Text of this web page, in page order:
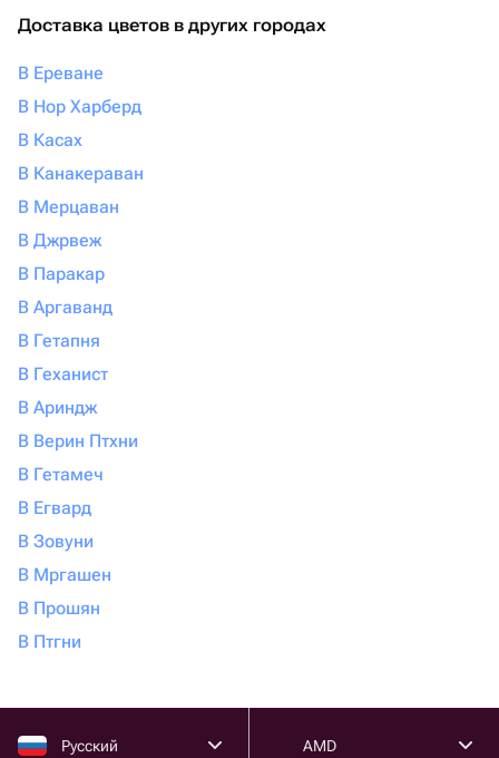
Доставка цветов в других городах
В Ереване
В Нор Харберд
В Касах
В Канакераван
В Мерцаван
В Джрвеж
В Паракар
В Аргаванд
В Гетапня
В Геханист
В Ариндж
В Верин Птхни
В Гетамеч
В Егвард
В Зовуни
В Мргашен
В Прошян
В Птгни
Русский AMD